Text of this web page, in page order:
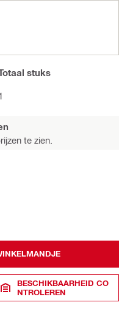
stuks
te zien.
BESCHIKBAARHEID CO
NTROLEREN